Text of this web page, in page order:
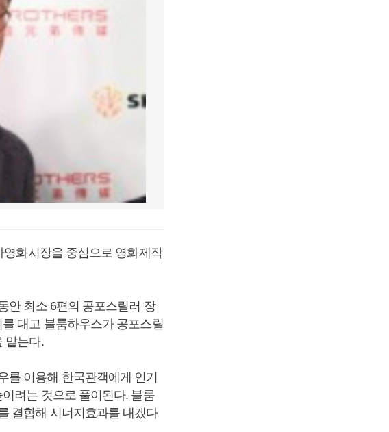
화시장을 중심으로 영화제작
안 최소 6편의 공포스릴러 장
대고 블룸하우스가 공포스릴
맡는다.
이용해 한국관객에게 인기
려는 것으로 풀이된다. 블룸
결합해 시너지효과를 내겠다